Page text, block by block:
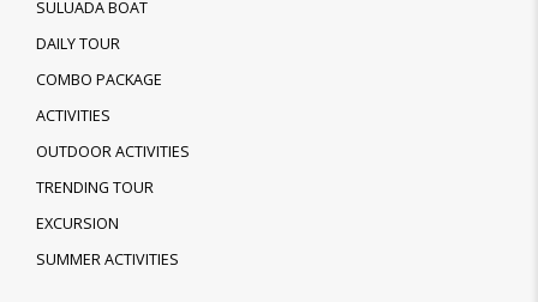
SULUADA BOAT
DAILY TOUR
COMBO PACKAGE
ACTIVITIES
OUTDOOR ACTIVITIES
TRENDING TOUR
EXCURSION
SUMMER ACTIVITIES